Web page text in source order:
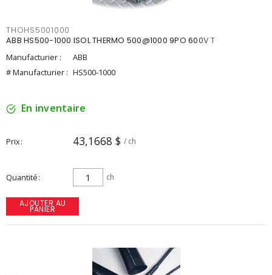
THOHS5001000
ABB HS500-1000 ISOL THERMO 500@1000 9PO 600V T
Manufacturier :
ABB
# Manufacturier : HS500-1000
En inventaire
Prix 43,1668 $ / ch
Quantité ch
AJOUTER AU
PANIER